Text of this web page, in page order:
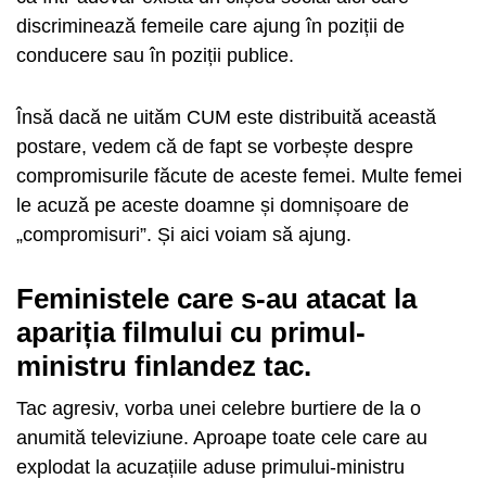
discriminează femeile care ajung în poziții de
conducere sau în poziții publice.
Însă dacă ne uităm CUM este distribuită această
postare, vedem că de fapt se vorbește despre
compromisurile făcute de aceste femei. Multe femei
le acuză pe aceste doamne și domnișoare de
„compromisuri”. Și aici voiam să ajung.
Feministele care s-au atacat la
apariția filmului cu primul-
ministru finlandez tac.
Tac agresiv, vorba unei celebre burtiere de la o
anumită televiziune. Aproape toate cele care au
explodat la acuzațiile aduse primului-ministru